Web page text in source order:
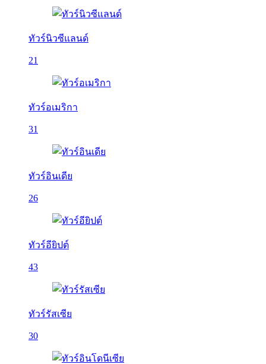
ทัวร์นิวซีแลนด์
21
ทัวร์อเมริกา
31
ทัวร์อินเดีย
26
ทัวร์อียิปต์
43
ทัวร์รัสเซีย
30